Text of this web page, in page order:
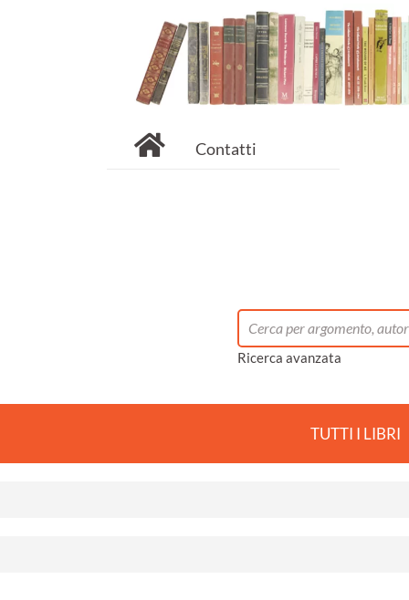
Contatti
Ricerca avanzata
TUTTI I LIBRI